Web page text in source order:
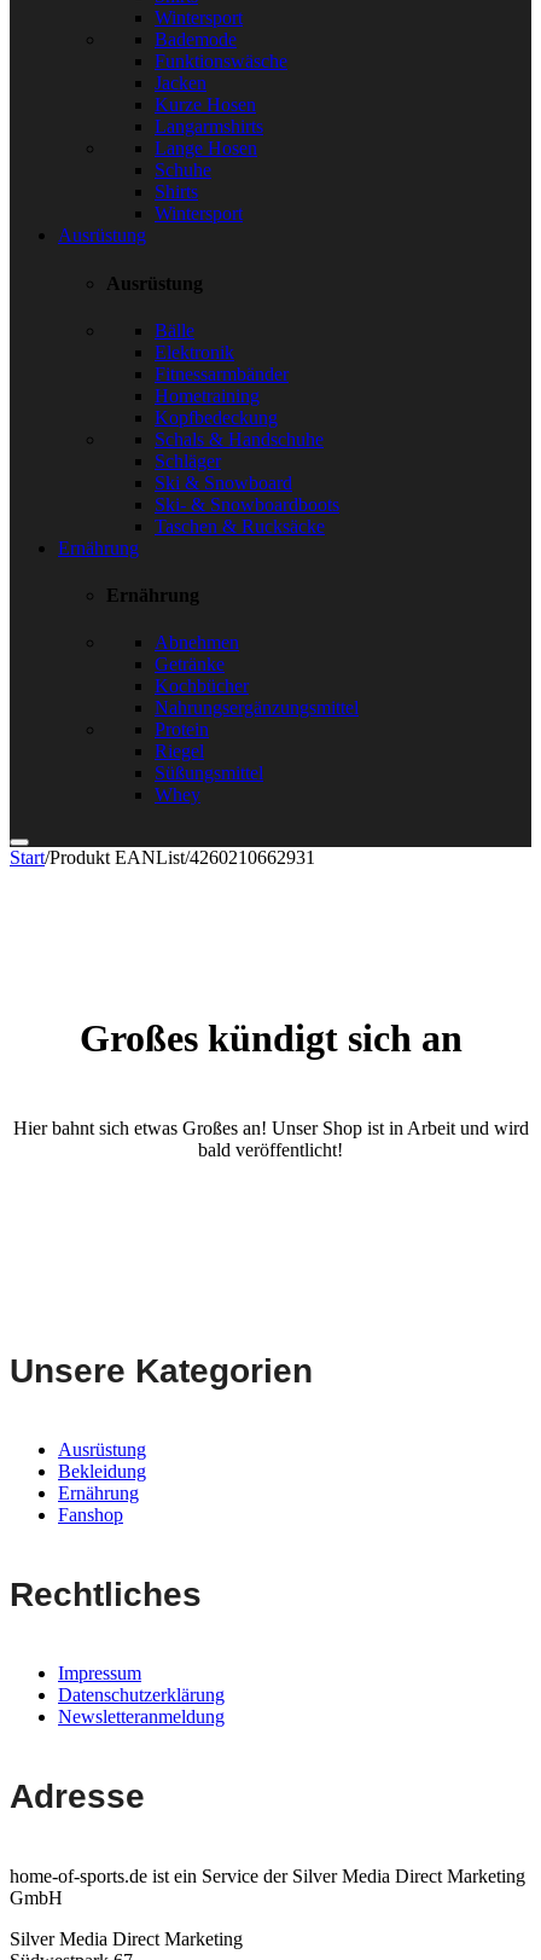
Wintersport
Bademode
Funktionswäsche
Jacken
Kurze Hosen
Langarmshirts
Lange Hosen
Schuhe
Shirts
Wintersport
Ausrüstung
Ausrüstung
Bälle
Elektronik
Fitnessarmbänder
Hometraining
Kopfbedeckung
Schals & Handschuhe
Schläger
Ski & Snowboard
Ski- & Snowboardboots
Taschen & Rucksäcke
Ernährung
Ernährung
Abnehmen
Getränke
Kochbücher
Nahrungsergänzungsmittel
Protein
Riegel
Süßungsmittel
Whey
Start/Produkt EANList/4260210662931
Großes kündigt sich an
Hier bahnt sich etwas Großes an! Unser Shop ist in Arbeit und wird
bald veröffentlicht!
Unsere Kategorien
Ausrüstung
Bekleidung
Ernährung
Fanshop
Rechtliches
Impressum
Datenschutzerklärung
Newsletteranmeldung
Adresse
home-of-sports.de ist ein Service der Silver Media Direct Marketing
GmbH
Silver Media Direct Marketing